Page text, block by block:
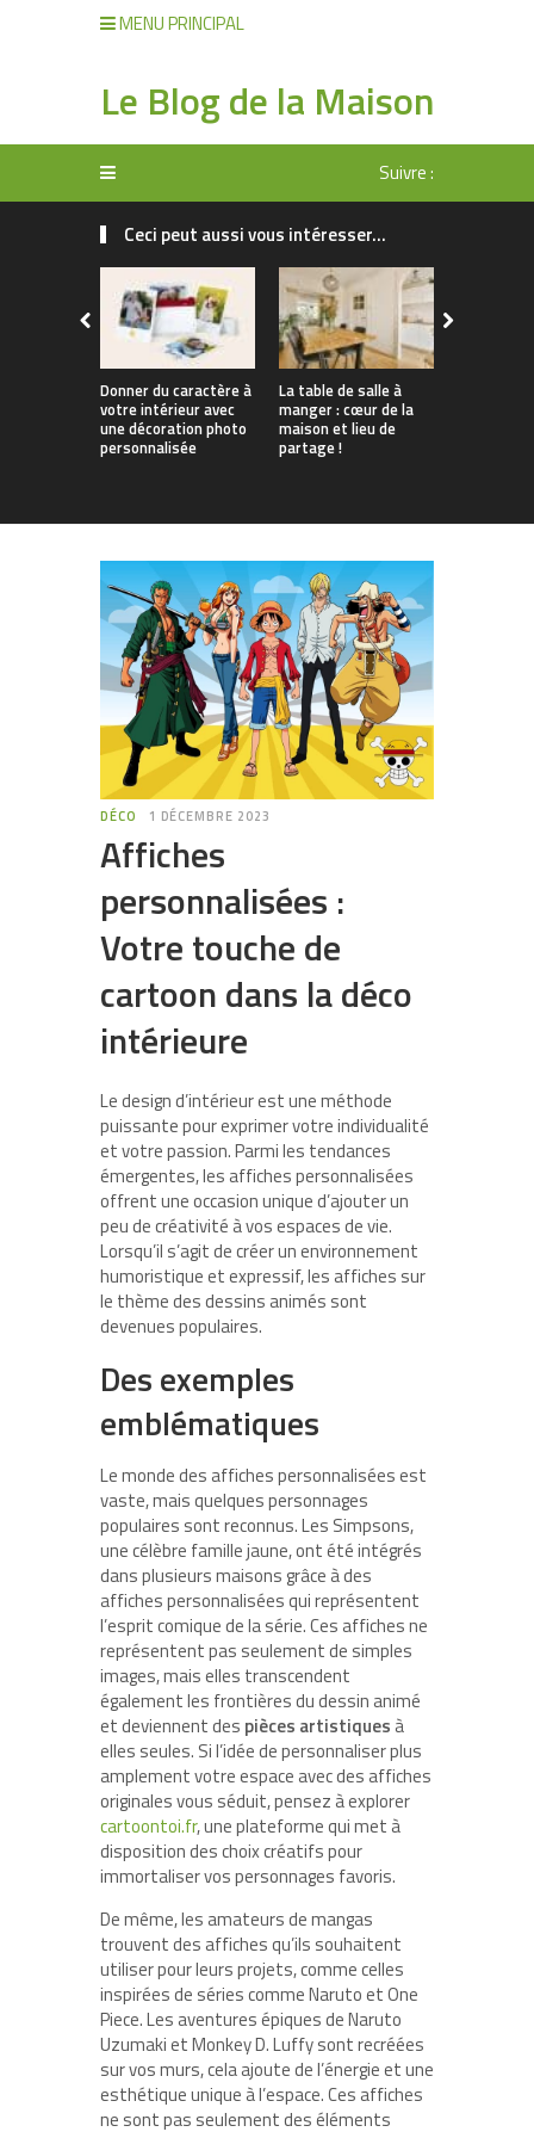
MENU PRINCIPAL
Le Blog de la Maison
Suivre :
Ceci peut aussi vous intéresser...
Donner du caractère à
votre intérieur avec
une décoration photo
personnalisée
La table de salle à
manger : cœur de la
maison et lieu de
partage !
DÉCO 1 DÉCEMBRE 2023
Affiches
personnalisées :
Votre touche de
cartoon dans la déco
intérieure
Le design d’intérieur est une méthode
puissante pour exprimer votre individualité
et votre passion. Parmi les tendances
émergentes, les affiches personnalisées
offrent une occasion unique d’ajouter un
peu de créativité à vos espaces de vie.
Lorsqu’il s’agit de créer un environnement
humoristique et expressif, les affiches sur
le thème des dessins animés sont
devenues populaires.
Des exemples
emblématiques
Le monde des affiches personnalisées est
vaste, mais quelques personnages
populaires sont reconnus. Les Simpsons,
une célèbre famille jaune, ont été intégrés
dans plusieurs maisons grâce à des
affiches personnalisées qui représentent
l’esprit comique de la série. Ces affiches ne
représentent pas seulement de simples
images, mais elles transcendent
également les frontières du dessin animé
et deviennent des pièces artistiques à
elles seules. Si l’idée de personnaliser plus
amplement votre espace avec des affiches
originales vous séduit, pensez à explorer
cartoontoi.fr, une plateforme qui met à
disposition des choix créatifs pour
immortaliser vos personnages favoris.
De même, les amateurs de mangas
trouvent des affiches qu’ils souhaitent
utiliser pour leurs projets, comme celles
inspirées de séries comme Naruto et One
Piece. Les aventures épiques de Naruto
Uzumaki et Monkey D. Luffy sont recréées
sur vos murs, cela ajoute de l’énergie et une
esthétique unique à l’espace. Ces affiches
ne sont pas seulement des éléments